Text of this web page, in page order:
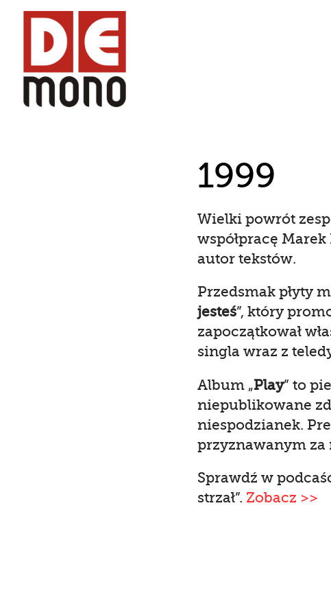
1999
Wielki powrót
współpracę
autor tekstów.
Przedsmak płyty
jesteś”, który
zapoczątkował
singla wraz z
Album „Play” to
niepublikowane
niespodzianek.
przyznawanym
Sprawdź w
strzał”. Zobacz >>